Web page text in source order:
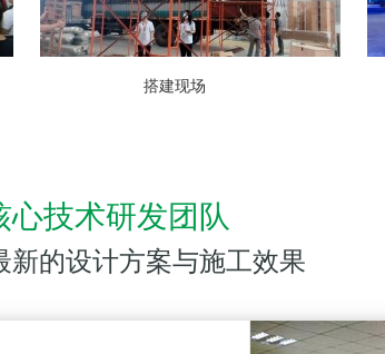
心技术研发团队
新的设计方案与施工效果